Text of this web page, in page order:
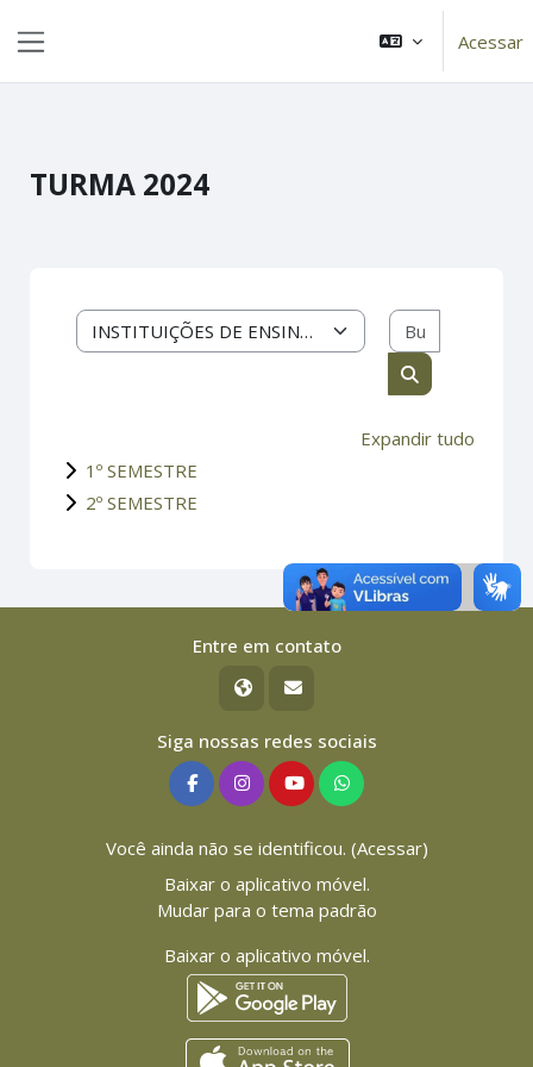
Acessar
TURMA 2024
Categorias de Cursos
Buscar cursos
Expandir tudo
1º SEMESTRE
2º SEMESTRE
Entre em contato
Siga nossas redes sociais
Você ainda não se identificou. (Acessar)
Baixar o aplicativo móvel.
Mudar para o tema padrão
Baixar o aplicativo móvel.